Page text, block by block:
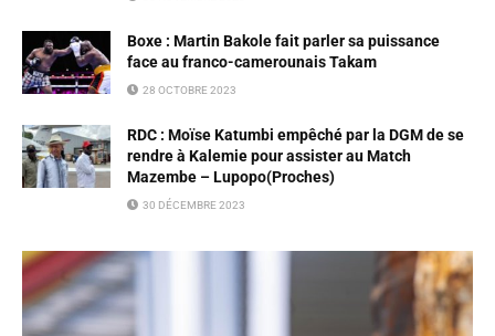
Boxe : Martin Bakole fait parler sa puissance
face au franco-camerounais Takam
28 OCTOBRE 2023
RDC : Moïse Katumbi empêché par la DGM de se
rendre à Kalemie pour assister au Match
Mazembe – Lupopo(Proches)
30 DÉCEMBRE 2023